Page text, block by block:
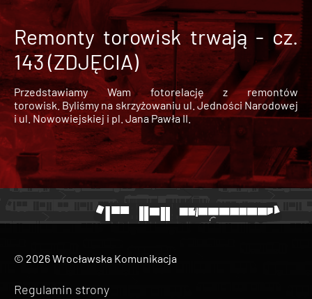
Remonty torowisk trwają - cz.
143 (ZDJĘCIA)
Przedstawiamy Wam fotorelację z remontów
torowisk. Byliśmy na skrzyżowaniu ul. Jedności Narodowej
i ul. Nowowiejskiej i pl. Jana Pawła II.
© 2026 Wrocławska Komunikacja
Regulamin strony